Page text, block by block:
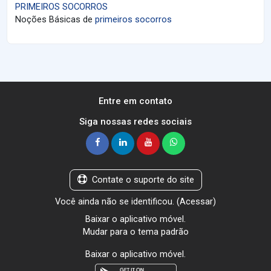
PRIMEIROS SOCORROS
Noções Básicas de primeiros socorros
Entre em contato
Siga nossas redes sociais
Contate o suporte do site
Você ainda não se identificou. (Acessar)
Baixar o aplicativo móvel.
Mudar para o tema padrão
Baixar o aplicativo móvel.